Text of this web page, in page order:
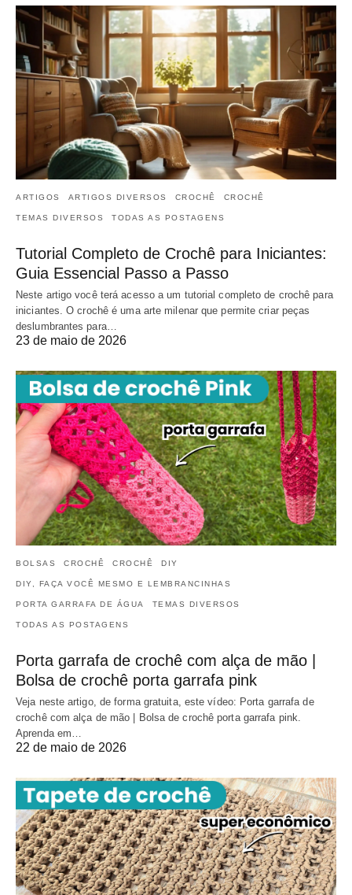
ARTIGOS ARTIGOS DIVERSOS CROCHÊ CROCHÊ
TEMAS DIVERSOS TODAS AS POSTAGENS
Tutorial Completo de Crochê para Iniciantes:
Guia Essencial Passo a Passo
Neste artigo você terá acesso a um tutorial completo de crochê para
iniciantes. O crochê é uma arte milenar que permite criar peças
deslumbrantes para…
23 de maio de 2026
BOLSAS CROCHÊ CROCHÊ DIY
DIY, FAÇA VOCÊ MESMO E LEMBRANCINHAS
PORTA GARRAFA DE ÁGUA TEMAS DIVERSOS
TODAS AS POSTAGENS
Porta garrafa de crochê com alça de mão |
Bolsa de crochê porta garrafa pink
Veja neste artigo, de forma gratuita, este vídeo: Porta garrafa de
crochê com alça de mão | Bolsa de crochê porta garrafa pink.
Aprenda em…
22 de maio de 2026